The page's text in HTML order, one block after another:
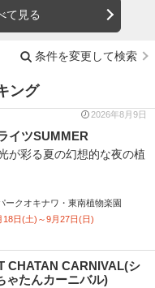
て見る
条件を変更して検索
ング
2026年8月9日
イツSUMMER
が彩る夏の幻想的な夜の植
ークオキナワ・東南植物楽園
18日(土)～9月27日(日)
CHATAN CARNIVAL(シ
ゃたんカーニバル)